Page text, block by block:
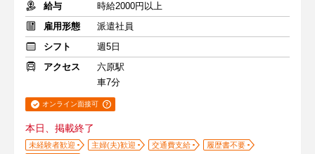
給与
時給2000円以上
雇用形態
派遣社員
シフト
週5日
アクセス
六原駅
車7分
オンライン面接可
本日、掲載終了
未経験者歓迎 主婦(夫)歓迎 交通費支給
履歴書不要